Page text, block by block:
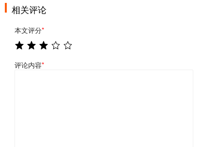
相关评论
本文评分*
评论内容*